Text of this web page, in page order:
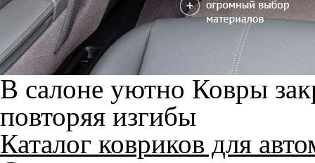
В салоне уютно Ковры
повторяя изгибы
Каталог ковриков для